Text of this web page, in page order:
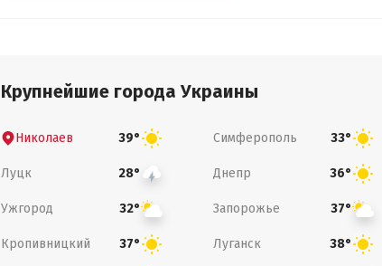
Крупнейшие города Украины
Николаев 39° Симферополь 33°
Луцк 28° Днепр 36°
Ужгород 32° Запорожье 37°
Кропивницкий 37° Луганск 38°